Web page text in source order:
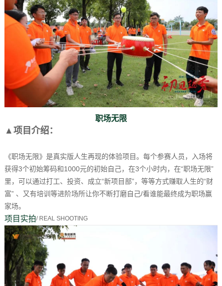
职场无限
▲项目介绍：
《职场无限》是真实版人生再现的体验项目。每个参赛人员，入场将
获得3个初始筹码和1000元的初始自己，在3个小时内，在“职场无限”
里，可以通过打工、投资、成立“新项目部”，等等方式赚取人生的“财
富” 、又有培训等进阶场所让你不断打磨自己/看谁能最终成为职场赢
家场。
项目实拍/ REAL SHOOTING